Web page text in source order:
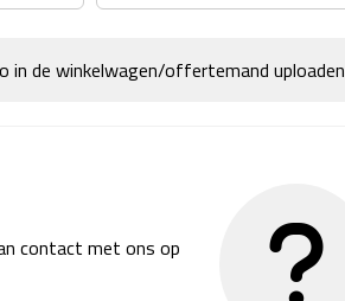
in de winkelwagen/offertemand uploaden
contact met ons op